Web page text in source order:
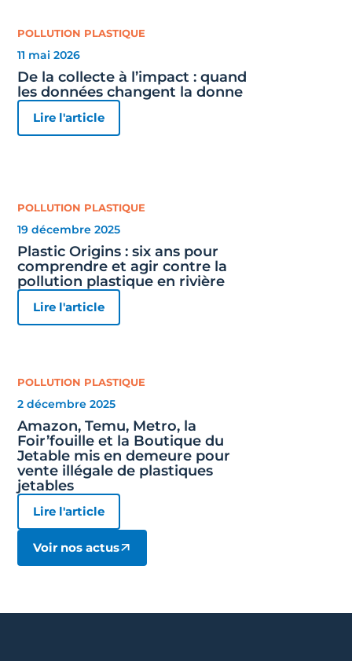
POLLUTION PLASTIQUE
11 mai 2026
De la collecte à l’impact : quand
les données changent la donne
Lire l'article
POLLUTION PLASTIQUE
19 décembre 2025
Plastic Origins : six ans pour
comprendre et agir contre la
pollution plastique en rivière
Lire l'article
POLLUTION PLASTIQUE
2 décembre 2025
Amazon, Temu, Metro, la
Foir’fouille et la Boutique du
Jetable mis en demeure pour
vente illégale de plastiques
jetables
Lire l'article
Voir nos actus